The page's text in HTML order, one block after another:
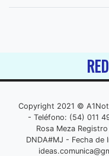
Copyright 2021 ©
- Teléfono: (54) 011
Rosa Meza
DNDA#MJ - Fecha de